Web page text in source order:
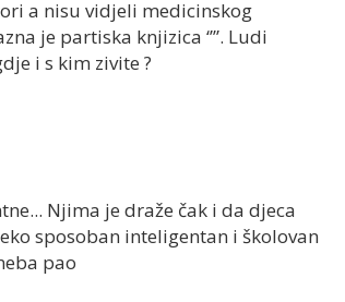
a nisu vidjeli medicinskog
je partiska knjizica ‘’”. Ludi
i s kim zivite ?
Njima je draže čak i da djeca
sposoban inteligentan i školovan
pao